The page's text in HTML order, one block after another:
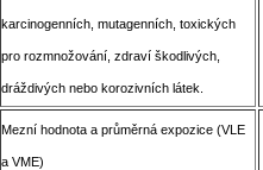
karcinogenních, mutagenních, toxických
pro rozmnožování, zdraví škodlivých,
dráždivých nebo korozivních látek.
Mezní hodnota a průměrná expozice (VLE
a VME)